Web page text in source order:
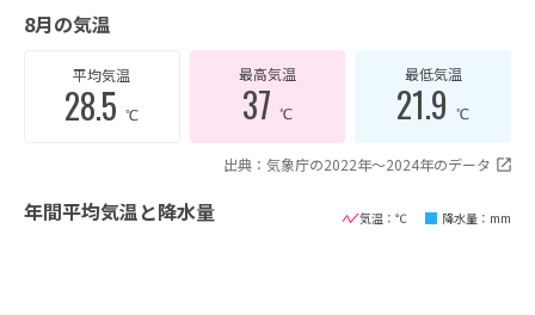
8月の気温
平均気温
28.5℃
最高気温
37 ℃
最低気温
21.9℃
出典：気象庁の2022年〜2024年のデータ
年間平均気温と降水量 気温：℃ 降水量：mm